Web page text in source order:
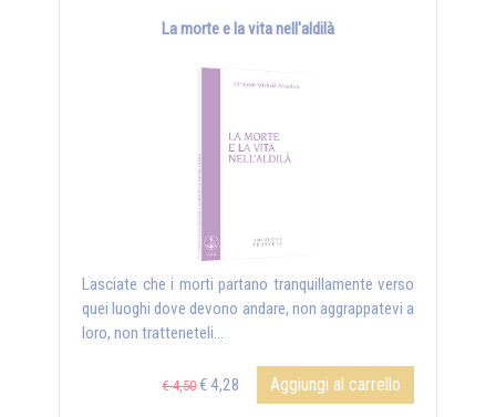
La morte e la vita nell'aldilà
Lasciate che i morti partano tranquillamente verso
quei luoghi dove devono andare, non aggrappatevi a
loro, non tratteneteli...
€ 4,50 € 4,28 Aggiungi al carrello